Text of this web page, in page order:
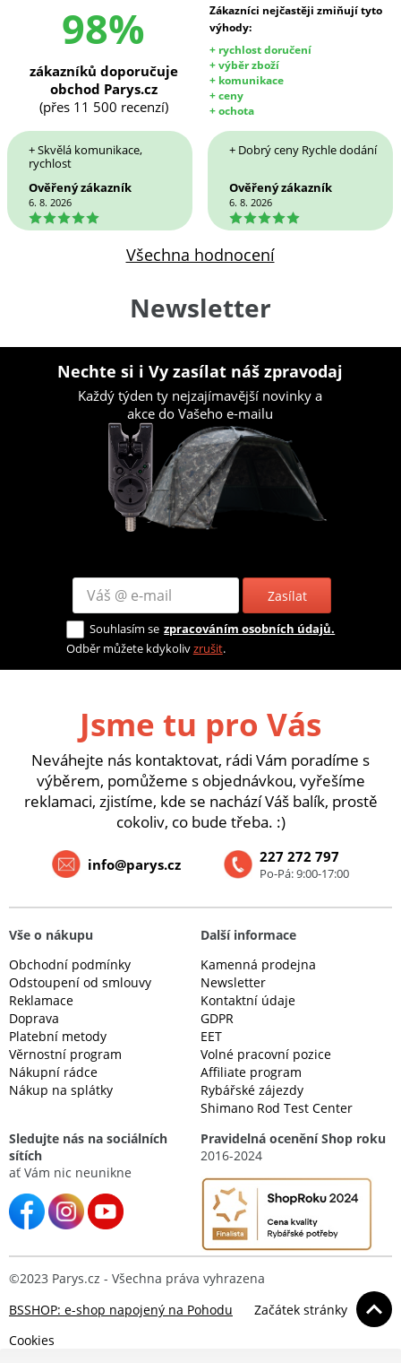
98%
Zákazníci nejčastěji zmiňují tyto
výhody:
+ rychlost doručení
+ výběr zboží
+ komunikace
+ ceny
+ ochota
zákazníků doporučuje
obchod Parys.cz
(přes 11 500 recenzí)
+ Skvělá komunikace,
rychlost
Ověřený zákazník
6. 8. 2026
5
+ Dobrý ceny Rychle dodání
Ověřený zákazník
6. 8. 2026
5
Všechna hodnocení
Newsletter
Nechte si i Vy zasílat náš zpravodaj
Každý týden ty nejzajímavější novinky a
akce do Vašeho e-mailu
Zasílat
Souhlasím se zpracováním osobních údajů.
Odběr můžete kdykolivzrušit.
Jsme tu pro Vás
Neváhejte nás kontaktovat, rádi Vám poradíme s
výběrem, pomůžeme s objednávkou, vyřešíme
reklamaci, zjistíme, kde se nachází Váš balík, prostě
cokoliv, co bude třeba. :)
227 272 797
Po-Pá: 9:00-17:00
info@parys.cz
Vše o nákupu
Obchodní podmínky
Odstoupení od smlouvy
Reklamace
Doprava
Platební metody
Věrnostní program
Nákupní rádce
Nákup na splátky
Další informace
Kamenná prodejna
Newsletter
Kontaktní údaje
GDPR
EET
Volné pracovní pozice
Affiliate program
Rybářské zájezdy
Shimano Rod Test Center
Sledujte nás na sociálních
sítích
ať Vám nic neunikne
Pravidelná ocenění Shop roku
2016-2024
©2023 Parys.cz - Všechna práva vyhrazena
BSSHOP: e-shop napojený na Pohodu
Začátek stránky
Cookies